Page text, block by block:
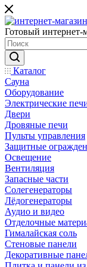
Готовый интернет-
Каталог
Сауна
Оборудование
Электрические
Двери
Дровяные печи
Пульты управления
Защитные
Освещение
Вентиляция
Запасные части
Солегенераторы
Лёдогенераторы
Аудио и видео
Отделочные
Гималайская соль
Стеновые панели
Декоративные